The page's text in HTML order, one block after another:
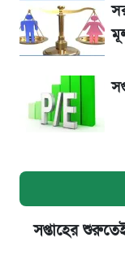
২ লাখ মানুষ
হাসিনাকে!
সপ্তাহের